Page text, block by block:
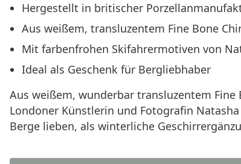
Hergestellt in britischer
Aus weißem, transluzentem Fine Bone
Mit farbenfrohen Skifahrermotiven von
Ideal als Geschenk für Bergliebhaber
Aus weißem, wunderbar transluzentem
Londoner Künstlerin und Fotografin
Berge lieben, als winterliche